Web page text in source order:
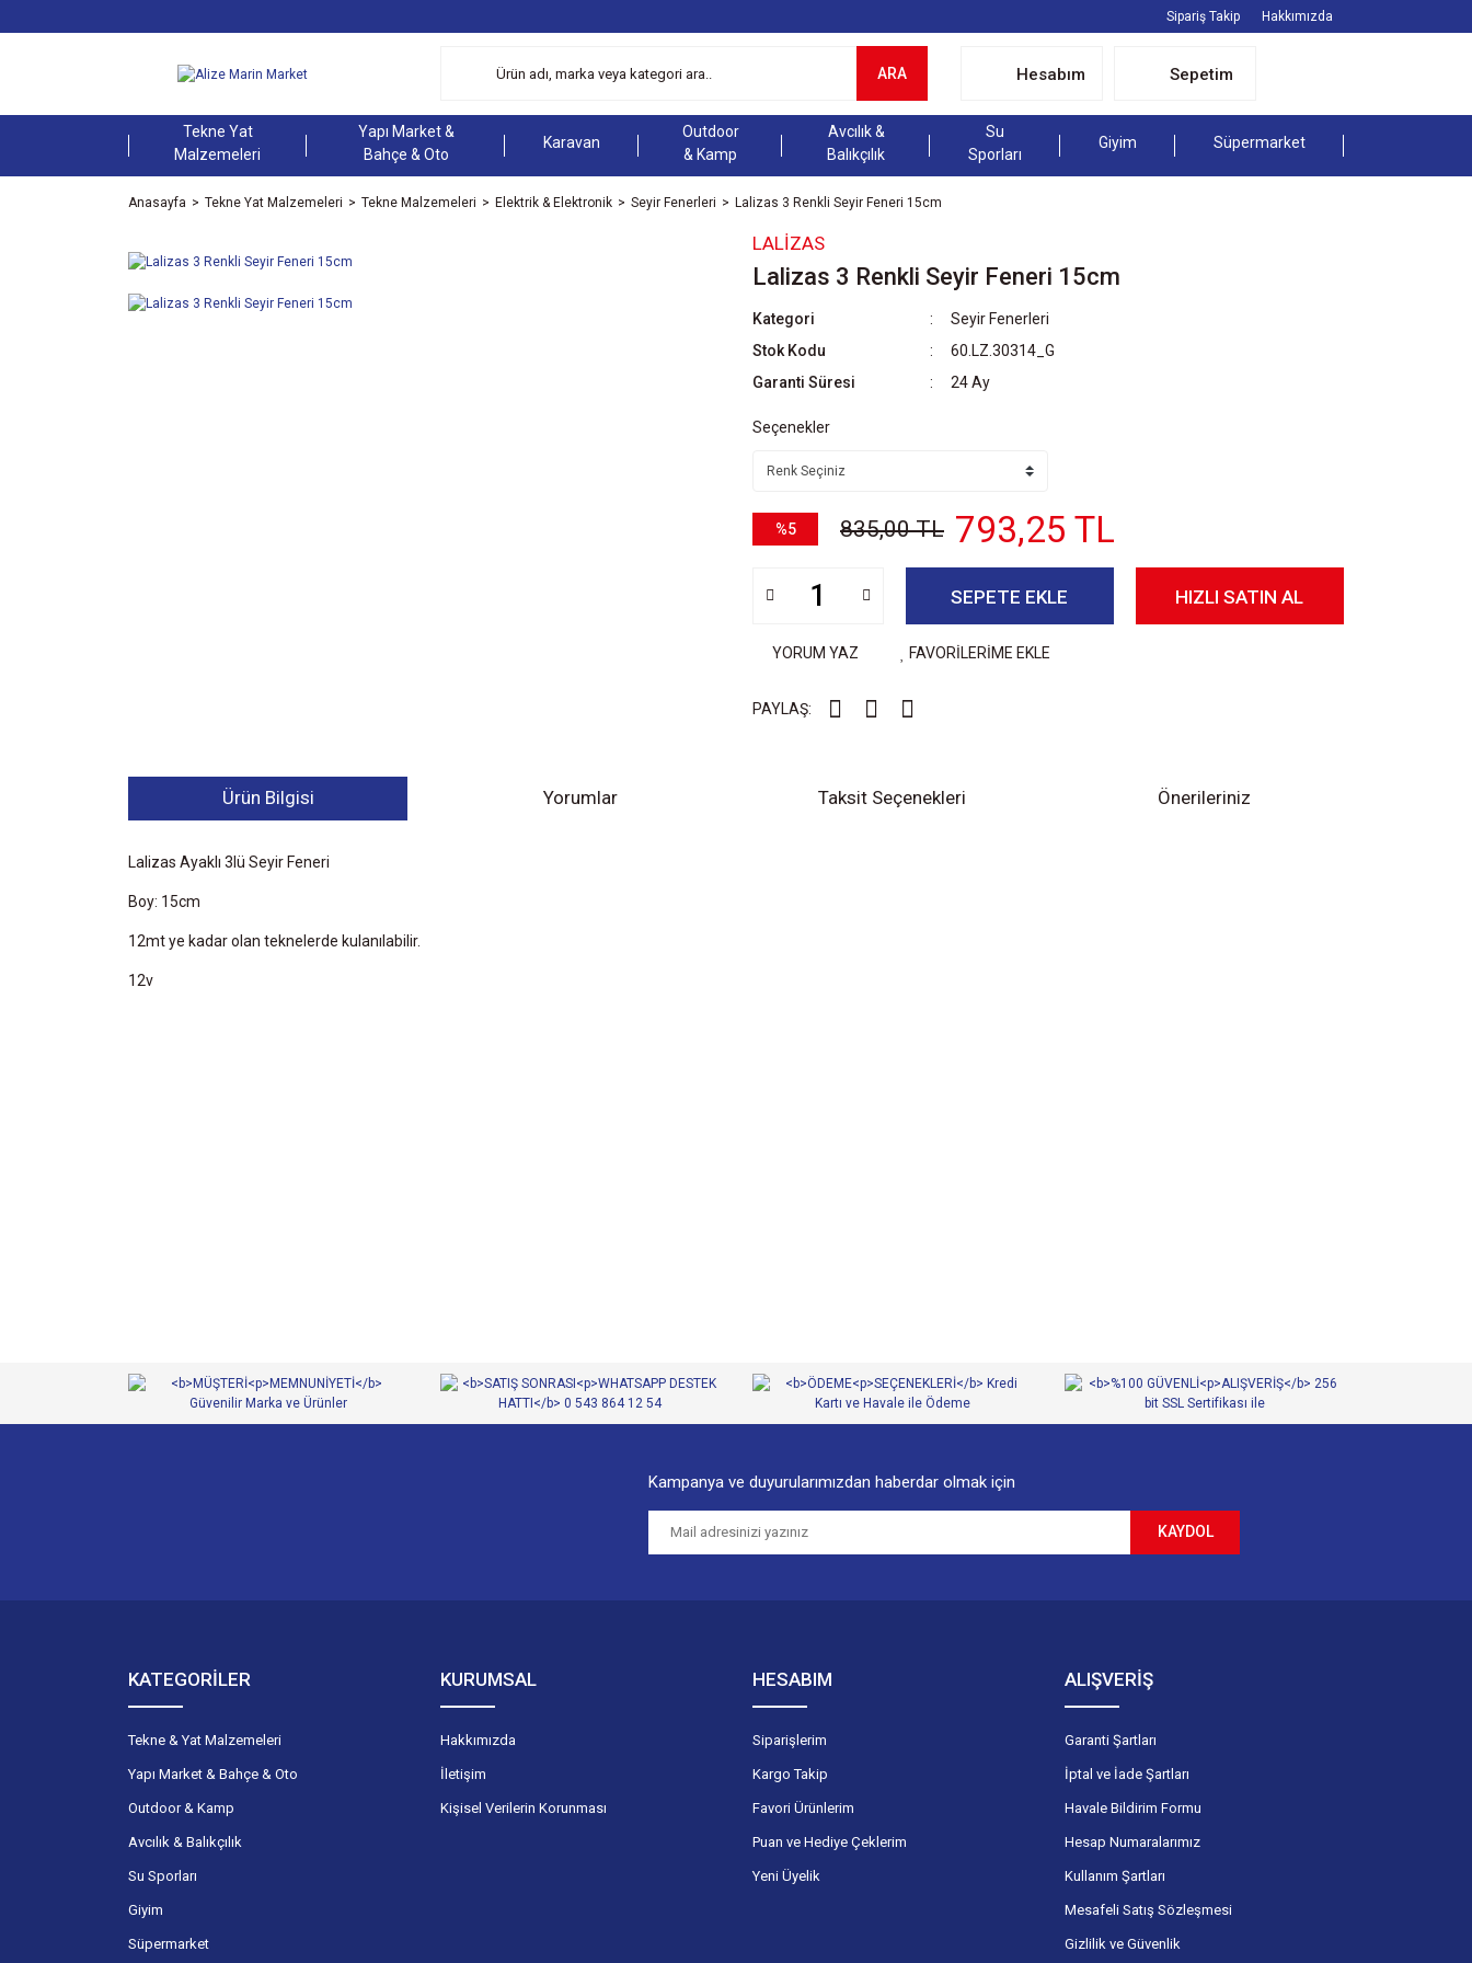
Sipariş Takip Hakkımızda
ARA Hesabım Sepetim
Tekne Yat
Malzemeleri
Yapı Market &
Bahçe & Oto
Karavan
Outdoor
& Kamp
Avcılık &
Balıkçılık
Su
Sporları
Giyim Süpermarket
Anasayfa Tekne Yat Malzemeleri Tekne Malzemeleri Elektrik & Elektronik Seyir Fenerleri Lalizas 3 Renkli Seyir Feneri 15cm
LALIZAS
Lalizas 3 Renkli Seyir Feneri 15cm
Kategori
Seyir Fenerleri
Stok Kodu
60.LZ.30314_G
Garanti Süresi
24 Ay
Seçenekler
%5 835,00 TL 793,25 TL
SEPETE EKLE HIZLI SATIN AL
YORUM YAZ FAVORİLERİME EKLE
PAYLAŞ:
Ürün Bilgisi Yorumlar Taksit Seçenekleri Önerileriniz
Lalizas Ayaklı 3lü Seyir Feneri
Boy: 15cm
12mt ye kadar olan teknelerde kulanılabilir.
12v
Ürün fiyatı diğer sitelerden daha pahalı.
Bu ürüne benzer farklı alternatifler olmalı.
Kampanya ve duyurularımızdan haberdar olmak için
KAYDOL
KATEGORİLER
Tekne & Yat Malzemeleri
Yapı Market & Bahçe & Oto
Outdoor & Kamp
Avcılık & Balıkçılık
Su Sporları
Giyim
Süpermarket
KURUMSAL
Hakkımızda
İletişim
Kişisel Verilerin Korunması
HESABIM
Siparişlerim
Kargo Takip
Favori Ürünlerim
Puan ve Hediye Çeklerim
Yeni Üyelik
ALIŞVERİŞ
Garanti Şartları
İptal ve İade Şartları
Havale Bildirim Formu
Hesap Numaralarımız
Kullanım Şartları
Mesafeli Satış Sözleşmesi
Gizlilik ve Güvenlik